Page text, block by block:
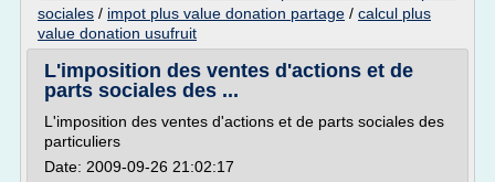
sociales / impot plus value donation partage / calcul plus
value donation usufruit
L'imposition des ventes d'actions et de
parts sociales des ...
L'imposition des ventes d'actions et de parts sociales des
particuliers
Date: 2009-09-26 21:02:17